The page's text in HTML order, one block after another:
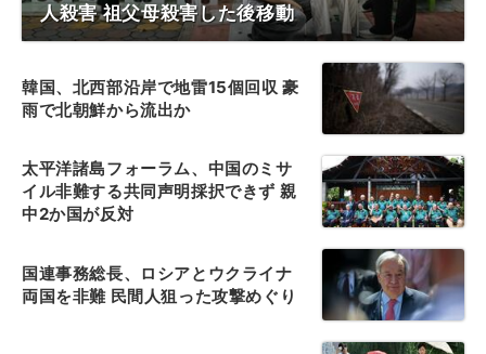
人殺害 祖父母殺害した後移動
韓国、北西部沿岸で地雷15個回収 豪
雨で北朝鮮から流出か
太平洋諸島フォーラム、中国のミサ
イル非難する共同声明採択できず 親
中2か国が反対
国連事務総長、ロシアとウクライナ
両国を非難 民間人狙った攻撃めぐり